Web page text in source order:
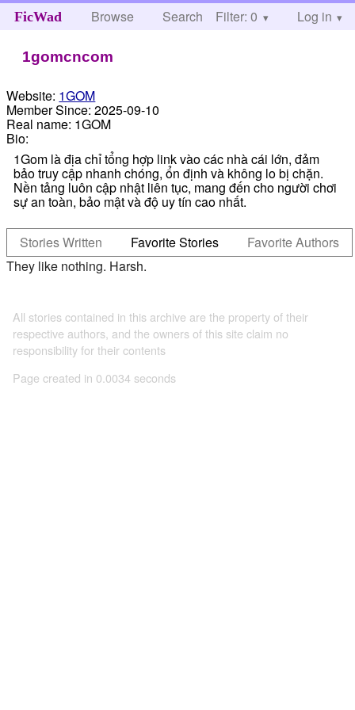
FicWad Browse Search Help
Filter: 0 Log in
1gomcncom
Website: 1GOM
Member Since: 2025-09-10
Real name: 1GOM
Bio:
1Gom là địa chỉ tổng hợp link vào các nhà cái lớn, đảm
bảo truy cập nhanh chóng, ổn định và không lo bị chặn.
Nền tảng luôn cập nhật liên tục, mang đến cho người chơi
sự an toàn, bảo mật và độ uy tín cao nhất.
Stories Written Favorite Stories
Favorite Authors
They like nothing. Harsh.
All stories contained in this archive are the property of their
respective authors, and the owners of this site claim no
responsibility for their contents
Page created in 0.0034 seconds